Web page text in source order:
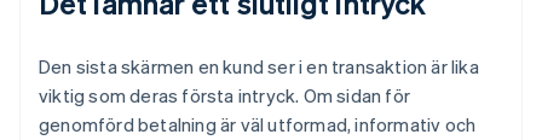
Den sista skärmen en kund ser i en transaktion är lika
viktig som deras första intryck. Om sidan för
genomförd betalning är väl utformad, informativ och